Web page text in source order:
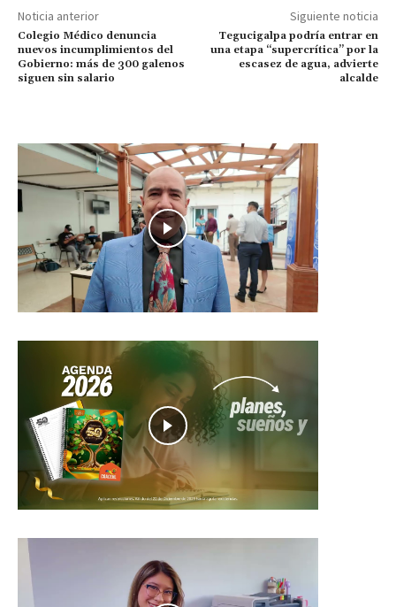
Noticia anterior
Colegio Médico denuncia
nuevos incumplimientos del
Gobierno: más de 300 galenos
siguen sin salario
Siguiente noticia
Tegucigalpa podría entrar en
una etapa “supercrítica” por la
escasez de agua, advierte
alcalde